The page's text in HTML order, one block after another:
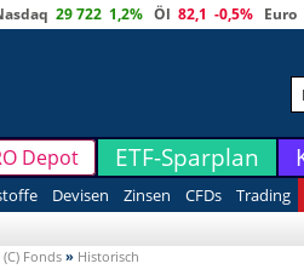
29 722 1,2% Öl 82,1 -0,5% Euro
Depot ETF-Sparplan
Devisen Zinsen CFDs Trading
Fonds » Historisch